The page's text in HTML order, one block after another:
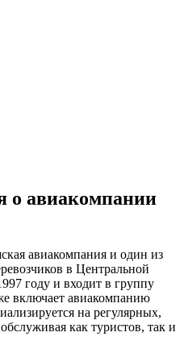
авиакомпании
авиакомпания и один из
в Центральной
году и входит в группу
включает авиакомпанию
на регулярных,
как туристов, так и